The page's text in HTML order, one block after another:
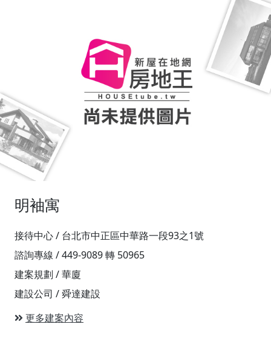
明袖寓
接待中心 / 台北市中正區中華路一段93之1號
諮詢專線 / 449-9089 轉 50965
建案規劃 / 華廈
建設公司 / 舜達建設
更多建案內容